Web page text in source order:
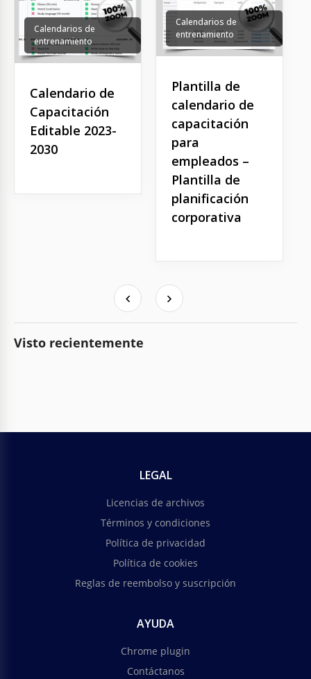
Calendarios de
entrenamiento
Calendario de
Capacitación
Editable 2023-
2030
Calendarios de
entrenamiento
Plantilla de
calendario de
capacitación
para
empleados –
Plantilla de
planificación
corporativa
Visto recientemente
LEGAL
Licencias de archivos
Términos y condiciones
Política de privacidad
Política de cookies
Reglas de reembolso y suscripción
AYUDA
Chrome plugin
Contáctanos